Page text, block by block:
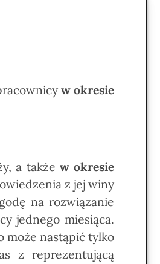
w okresie
a także w okresie
z jej winy
na rozwiązanie
jednego miesiąca.
może nastąpić tylko
z reprezentującą